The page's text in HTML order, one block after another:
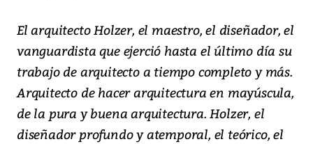
El arquitecto Holzer, el maestro, el diseñador, el
vanguardista que ejerció hasta el último día su
trabajo de arquitecto a tiempo completo y más.
Arquitecto de hacer arquitectura en mayúscula,
de la pura y buena arquitectura. Holzer, el
diseñador profundo y atemporal, el teórico, el